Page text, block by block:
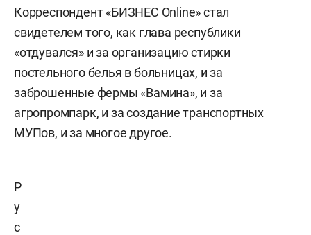
Корреспондент «БИЗНЕС Online» стал
свидетелем того, как глава республики
«отдувался» и за организацию стирки
постельного белья в больницах, и за
заброшенные фермы «Вамина», и за
агропромпарк, и за создание транспортных
МУПов, и за многое другое.
Р
у
с